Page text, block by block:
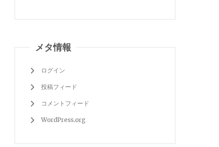
メタ情報
ログイン
投稿フィード
コメントフィード
WordPress.org